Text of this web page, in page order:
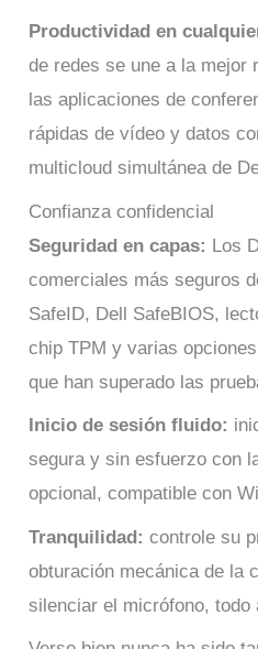
Productividad en
de redes se une a la mejor
las aplicaciones de
rápidas de vídeo y datos
multicloud simultánea de
Confianza confidencial
Seguridad en capas: Los
comerciales más seguros
SafeID, Dell SafeBIOS,
chip TPM y varias
que han superado las
Inicio de sesión fluido:
segura y sin esfuerzo con
opcional, compatible con
Tranquilidad: controle su
obturación mecánica de la
silenciar el micrófono, todo